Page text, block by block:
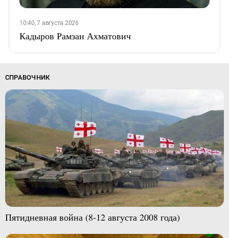
10:40, 7 августа 2026
Кадыров Рамзан Ахматович
СПРАВОЧНИК
Пятидневная война (8-12 августа 2008 года)